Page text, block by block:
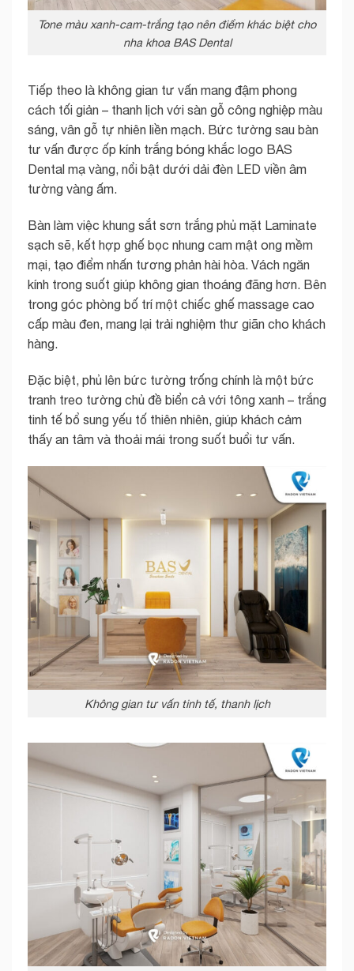
Tone màu xanh-cam-trắng tạo nên điểm khác biệt cho
nha khoa BAS Dental
Tiếp theo là không gian tư vấn mang đậm phong
cách tối giản – thanh lịch với sàn gỗ công nghiệp màu
sáng, vân gỗ tự nhiên liền mạch. Bức tường sau bàn
tư vấn được ốp kính trắng bóng khắc logo BAS
Dental mạ vàng, nổi bật dưới dải đèn LED viền âm
tường vàng ấm.
Bàn làm việc khung sắt sơn trắng phủ mặt Laminate
sạch sẽ, kết hợp ghế bọc nhung cam mật ong mềm
mại, tạo điểm nhấn tương phản hài hòa. Vách ngăn
kính trong suốt giúp không gian thoáng đãng hơn. Bên
trong góc phòng bố trí một chiếc ghế massage cao
cấp màu đen, mang lại trải nghiệm thư giãn cho khách
hàng.
Đặc biệt, phủ lên bức tường trống chính là một bức
tranh treo tường chủ đề biển cả với tông xanh – trắng
tinh tế bổ sung yếu tố thiên nhiên, giúp khách cảm
thấy an tâm và thoải mái trong suốt buổi tư vấn.
Không gian tư vấn tinh tế, thanh lịch